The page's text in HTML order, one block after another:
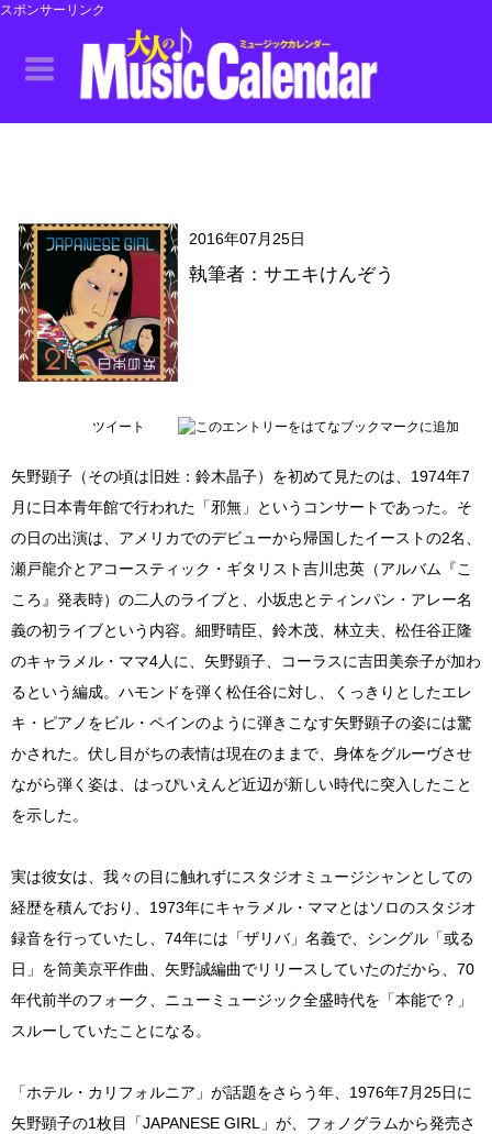
スポンサーリンク
2016年07月25日
執筆者：サエキけんぞう
ツイート
矢野顕子（その頃は旧姓：鈴木晶子）を初めて見たのは、1974年7
月に日本青年館で行われた「邪無」というコンサートであった。そ
の日の出演は、アメリカでのデビューから帰国したイーストの2名、
瀬戸龍介とアコースティック・ギタリスト吉川忠英（アルバム『こ
ころ』発表時）の二人のライブと、小坂忠とティンパン・アレー名
義の初ライブという内容。細野晴臣、鈴木茂、林立夫、松任谷正隆
のキャラメル・ママ4人に、矢野顕子、コーラスに吉田美奈子が加わ
るという編成。ハモンドを弾く松任谷に対し、くっきりとしたエレ
キ・ピアノをビル・ペインのように弾きこなす矢野顕子の姿には驚
かされた。伏し目がちの表情は現在のままで、身体をグルーヴさせ
ながら弾く姿は、はっぴいえんど近辺が新しい時代に突入したこと
を示した。
実は彼女は、我々の目に触れずにスタジオミュージシャンとしての
経歴を積んでおり、1973年にキャラメル・ママとはソロのスタジオ
録音を行っていたし、74年には「ザリバ」名義で、シングル「或る
日」を筒美京平作曲、矢野誠編曲でリリースしていたのだから、70
年代前半のフォーク、ニューミュージック全盛時代を「本能で？」
スルーしていたことになる。
「ホテル・カリフォルニア」が話題をさらう年、1976年7月25日に
矢野顕子の1枚目「JAPANESE GIRL」が、フォノグラムから発売さ